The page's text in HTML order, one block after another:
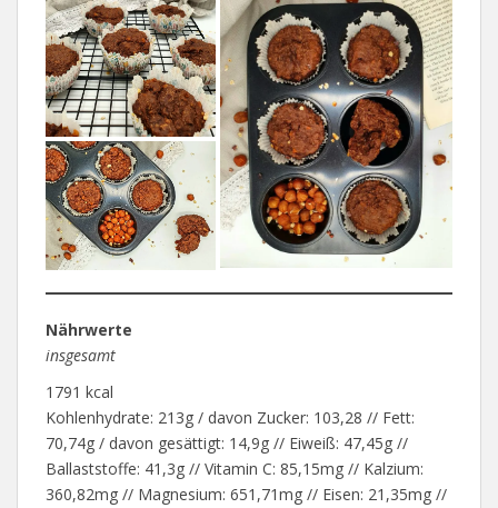
Nährwerte
insgesamt
1791 kcal
Kohlenhydrate: 213g / davon Zucker: 103,28 // Fett:
70,74g / davon gesättigt: 14,9g // Eiweiß: 47,45g //
Ballaststoffe: 41,3g // Vitamin C: 85,15mg // Kalzium:
360,82mg // Magnesium: 651,71mg // Eisen: 21,35mg //